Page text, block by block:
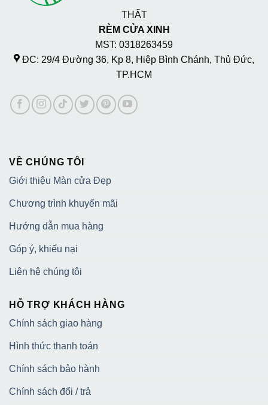
THẤT
RÈM CỬA XINH
MST: 0318263459
ĐC: 29/4 Đường 36, Kp 8, Hiệp Bình Chánh, Thủ Đức,
TP.HCM
VỀ CHÚNG TÔI
Giới thiệu Màn cửa Đẹp
Chương trình khuyến mãi
Hướng dẫn mua hàng
Góp ý, khiếu nại
Liên hệ chúng tôi
HỖ TRỢ KHÁCH HÀNG
Chính sách giao hàng
Hình thức thanh toán
Chính sách bảo hành
Chính sách đổi / trả